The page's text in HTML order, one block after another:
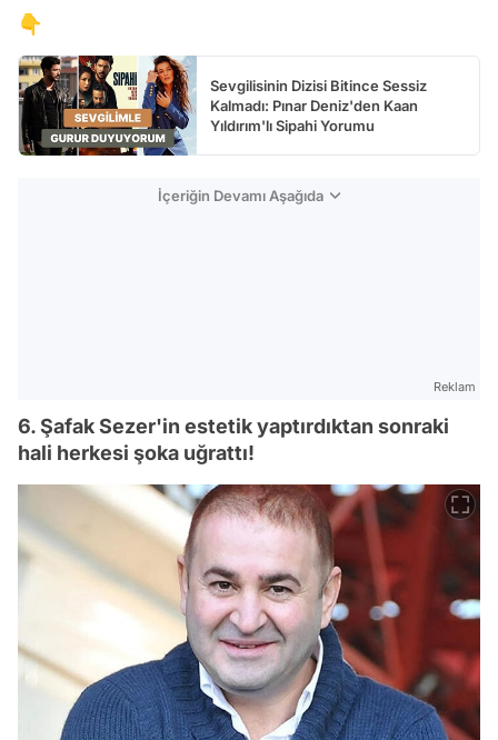
👇
Sevgilisinin Dizisi Bitince Sessiz
Kalmadı: Pınar Deniz'den Kaan
Yıldırım'lı Sipahi Yorumu
İçeriğin Devamı Aşağıda
Reklam
6. Şafak Sezer'in estetik yaptırdıktan sonraki
hali herkesi şoka uğrattı!